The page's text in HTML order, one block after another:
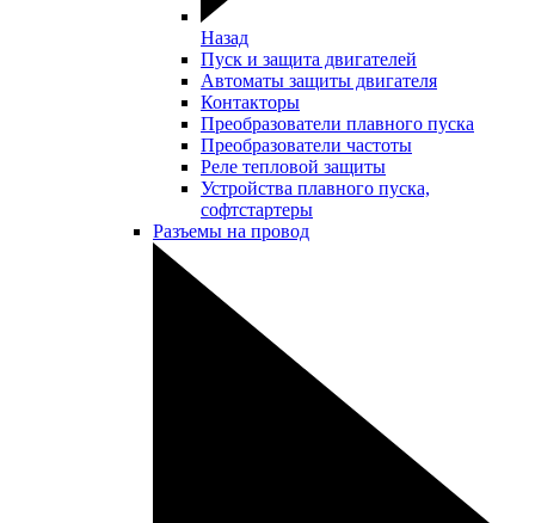
Назад
Пуск и защита двигателей
Автоматы защиты двигателя
Контакторы
Преобразователи плавного пуска
Преобразователи частоты
Реле тепловой защиты
Устройства плавного пуска,
софтстартеры
Разъемы на провод